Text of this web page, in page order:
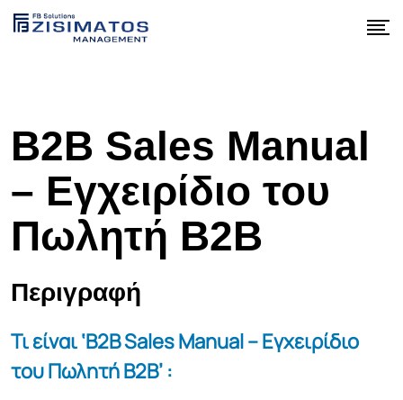
B2B Sales Manual
– Εγχειρίδιο του
Πωλητή Β2Β
Περιγραφή
Τι είναι ‘B2B Sales Manual– Εγχειρίδιο
του Πωλητή Β2Β’ :